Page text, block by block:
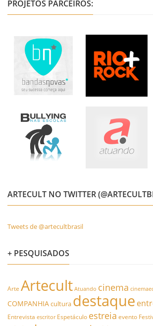
PROJETOS PARCEIROS:
ARTECULT NO TWITTER
Tweets de @artecultbrasil
+ PESQUISADOS
Arte Artecult Atuando cinema
COMPANHIAcultura destaque
Entrevista escritor Espetáculo estreia evento